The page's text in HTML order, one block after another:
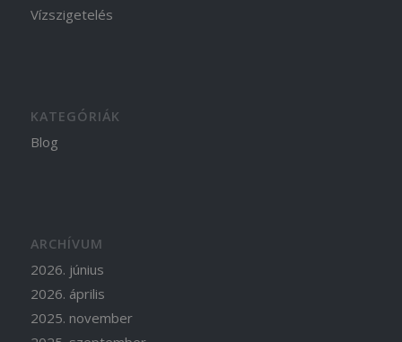
Vízszigetelés
KATEGÓRIÁK
Blog
ARCHÍVUM
2026. június
2026. április
2025. november